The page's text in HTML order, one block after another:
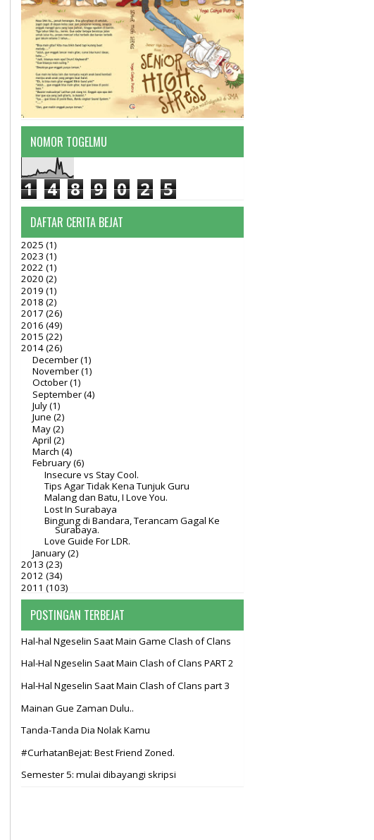
NOMOR TOGELMU
1 4 8 9 0 2 5
DAFTAR CERITA BEJAT
2025 (1)
2023 (1)
2022 (1)
2020 (2)
2019 (1)
2018 (2)
2017 (26)
2016 (49)
2015 (22)
2014(26)
December(1)
November(1)
October(1)
September(4)
July(1)
June (2)
May(2)
April (2)
March (4)
February(6)
Insecure vs Stay Cool.
Tips Agar Tidak Kena Tunjuk Guru
Malang dan Batu, I Love You.
Lost In Surabaya
Bingung di Bandara, Terancam Gagal Ke
Surabaya.
Love Guide For LDR.
January(2)
2013 (23)
2012 (34)
2011 (103)
POSTINGAN TERBEJAT
Hal-hal Ngeselin Saat Main Game Clash of Clans
Hal-Hal Ngeselin Saat Main Clash of Clans PART 2
Hal-Hal Ngeselin Saat Main Clash of Clans part 3
Mainan Gue Zaman Dulu..
Tanda-Tanda Dia Nolak Kamu
#CurhatanBejat: Best Friend Zoned.
Semester 5: mulai dibayangi skripsi